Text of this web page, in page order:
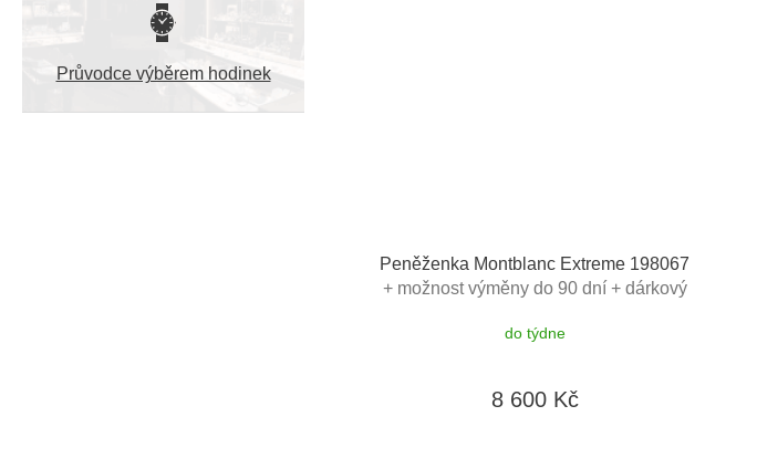
Průvodce výběrem hodinek
Peněženka Montblanc Extreme 198067
+ možnost výměny do 90 dní + dárkový
do týdne
8 600 Kč